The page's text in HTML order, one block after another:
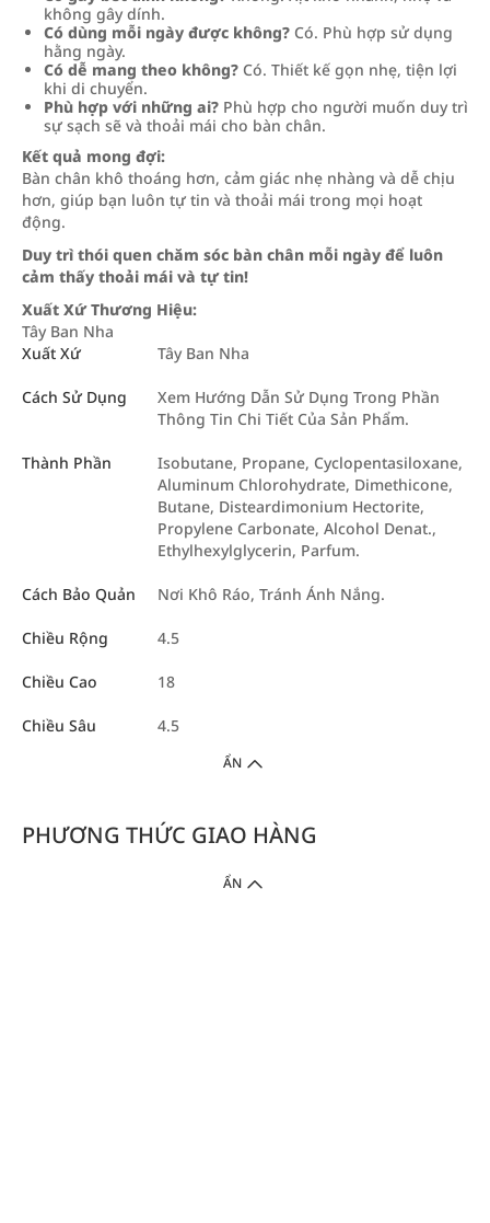
không gây dính.
Có dùng mỗi ngày được không? Có. Phù hợp sử dụng
hằng ngày.
Có dễ mang theo không? Có. Thiết kế gọn nhẹ, tiện lợi
khi di chuyển.
Phù hợp với những ai? Phù hợp cho người muốn duy trì
sự sạch sẽ và thoải mái cho bàn chân.
Kết quả mong đợi:
Bàn chân khô thoáng hơn, cảm giác nhẹ nhàng và dễ chịu
hơn, giúp bạn luôn tự tin và thoải mái trong mọi hoạt
động.
Duy trì thói quen chăm sóc bàn chân mỗi ngày để luôn
cảm thấy thoải mái và tự tin!
Xuất Xứ Thương Hiệu:
Tây Ban Nha
Xuất Xứ
Tây Ban Nha
Cách Sử Dụng
Xem Hướng Dẫn Sử Dụng Trong Phần
Thông Tin Chi Tiết Của Sản Phẩm.
Thành Phần
Isobutane, Propane, Cyclopentasiloxane,
Aluminum Chlorohydrate, Dimethicone,
Butane, Disteardimonium Hectorite,
Propylene Carbonate, Alcohol Denat.,
Ethylhexylglycerin, Parfum.
Cách Bảo Quản Nơi Khô Ráo, Tránh Ánh Nắng.
Chiều Rộng 4.5
Chiều Cao 18
Chiều Sâu 4.5
ẨN
PHƯƠNG THỨC GIAO HÀNG
ẨN